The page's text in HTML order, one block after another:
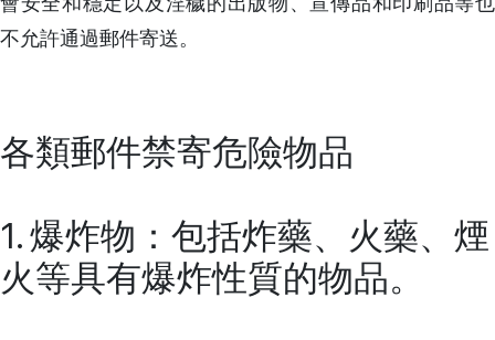
不允許通過郵件寄送。
各類郵件禁寄危險物品
1. 爆炸物：包括炸藥、火藥、煙
火等具有爆炸性質的物品。